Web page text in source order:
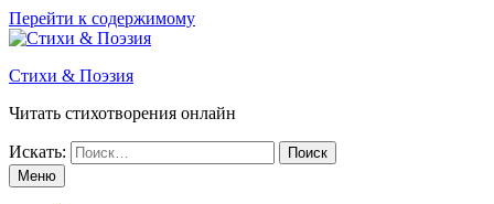
Перейти к содержимому
Стихи & Поэзия
Читать стихотворения онлайн
Искать:
Меню